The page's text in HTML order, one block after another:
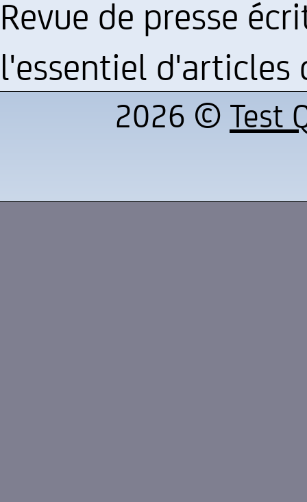
Revue de presse
l'essentiel d'articles
2026 © Test